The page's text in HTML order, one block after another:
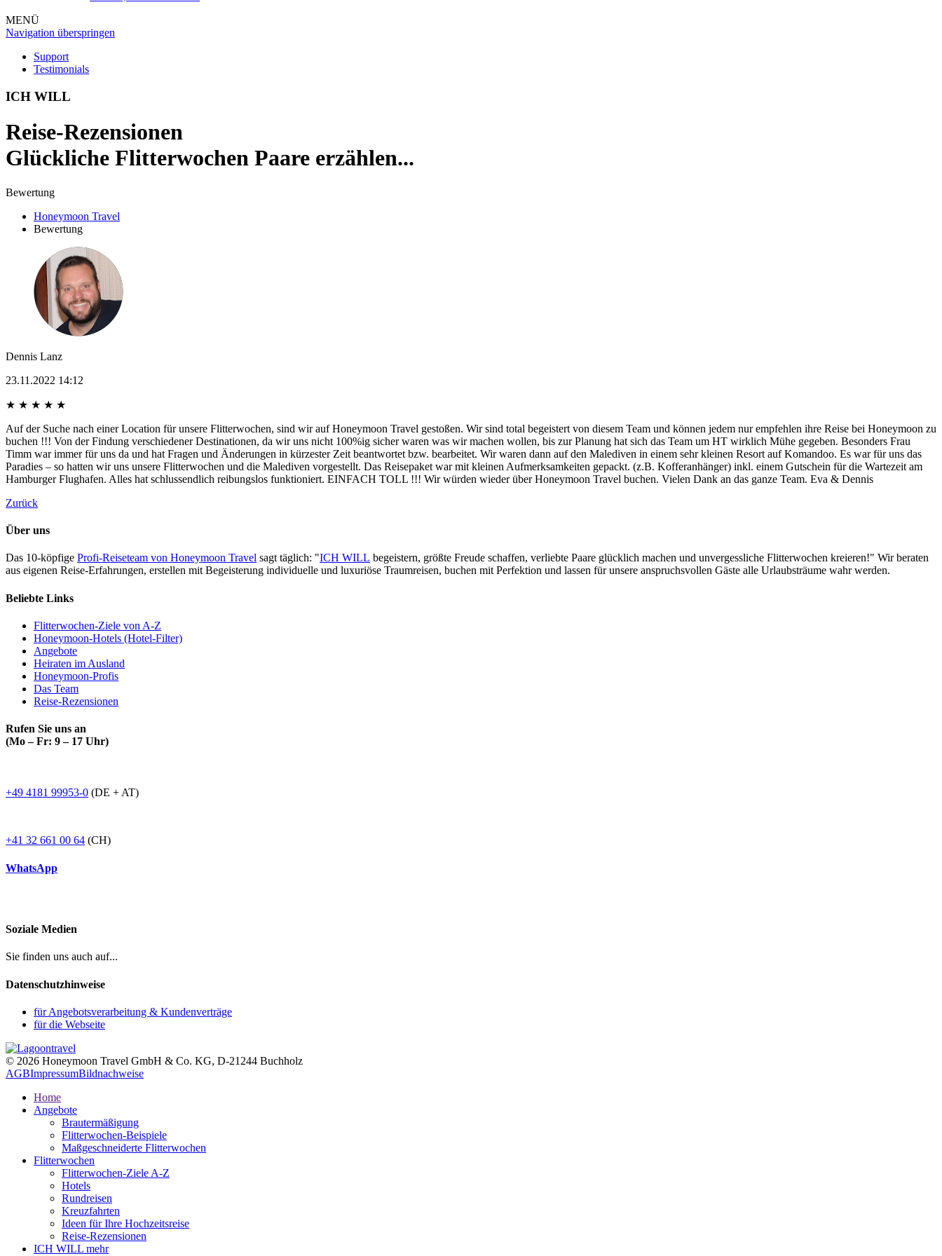
MENÜ
Navigation überspringen
Support
Testimonials
ICH WILL
Reise-Rezensionen
Glückliche Flitterwochen Paare erzählen...
Bewertung
Honeymoon Travel
Bewertung
Dennis Lanz
23.11.2022 14:12
★ ★ ★ ★ ★
Auf der Suche nach einer Location für unsere Flitterwochen, sind wir auf Honeymoon Travel gestoßen. Wir sind total begeistert von diesem Team und können jedem nur empfehlen ihre Reise bei Honeymoon zu
buchen !!! Von der Findung verschiedener Destinationen, da wir uns nicht 100%ig sicher waren was wir machen wollen, bis zur Planung hat sich das Team um HT wirklich Mühe gegeben. Besonders Frau
Timm war immer für uns da und hat Fragen und Änderungen in kürzester Zeit beantwortet bzw. bearbeitet. Wir waren dann auf den Malediven in einem sehr kleinen Resort auf Komandoo. Es war für uns das
Paradies – so hatten wir uns unsere Flitterwochen und die Malediven vorgestellt. Das Reisepaket war mit kleinen Aufmerksamkeiten gepackt. (z.B. Kofferanhänger) inkl. einem Gutschein für die Wartezeit am
Hamburger Flughafen. Alles hat schlussendlich reibungslos funktioniert. EINFACH TOLL !!! Wir würden wieder über Honeymoon Travel buchen. Vielen Dank an das ganze Team. Eva & Dennis
Zurück
Über uns
Das 10-köpfige Profi-Reiseteam von Honeymoon Travel sagt täglich: "ICH WILL begeistern, größte Freude schaffen, verliebte Paare glücklich machen und unvergessliche Flitterwochen kreieren!" Wir beraten
aus eigenen Reise-Erfahrungen, erstellen mit Begeisterung individuelle und luxuriöse Traumreisen, buchen mit Perfektion und lassen für unsere anspruchsvollen Gäste alle Urlaubsträume wahr werden.
Beliebte Links
Flitterwochen-Ziele von A-Z
Honeymoon-Hotels (Hotel-Filter)
Angebote
Heiraten im Ausland
Honeymoon-Profis
Das Team
Reise-Rezensionen
Rufen Sie uns an
(Mo – Fr: 9 – 17 Uhr)
+49 4181 99953-0 (DE + AT)
+41 32 661 00 64 (CH)
WhatsApp
Soziale Medien
Sie finden uns auch auf...
Datenschutzhinweise
für Angebotsverarbeitung & Kundenverträge
für die Webseite
© 2026 Honeymoon Travel GmbH & Co. KG, D-21244 Buchholz
AGBImpressumBildnachweise
Home
Angebote
Brautermäßigung
Flitterwochen-Beispiele
Maßgeschneiderte Flitterwochen
Flitterwochen
Flitterwochen-Ziele A-Z
Hotels
Rundreisen
Kreuzfahrten
Ideen für Ihre Hochzeitsreise
Reise-Rezensionen
ICH WILL mehr